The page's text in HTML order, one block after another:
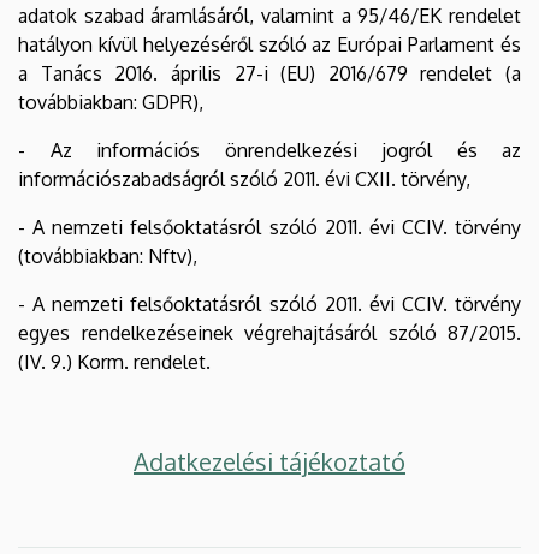
adatok szabad áramlásáról, valamint a 95/46/EK rendelet
hatályon kívül helyezéséről szóló az Európai Parlament és
a Tanács 2016. április 27-i (EU) 2016/679 rendelet (a
továbbiakban: GDPR),
- Az információs önrendelkezési jogról és az
információszabadságról szóló 2011. évi CXII. törvény,
- A nemzeti felsőoktatásról szóló 2011. évi CCIV. törvény
(továbbiakban: Nftv),
- A nemzeti felsőoktatásról szóló 2011. évi CCIV. törvény
egyes rendelkezéseinek végrehajtásáról szóló 87/2015.
(IV. 9.) Korm. rendelet.
Adatkezelési tájékoztató